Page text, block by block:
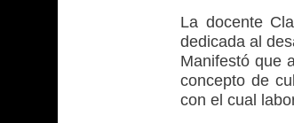
La docente
dedicada al
Manifestó que
concepto de
con el cual